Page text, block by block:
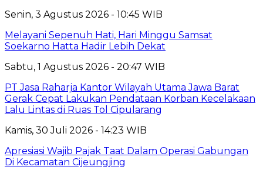
Senin, 3 Agustus 2026 - 10:45 WIB
Melayani Sepenuh Hati, Hari Minggu Samsat
Soekarno Hatta Hadir Lebih Dekat
Sabtu, 1 Agustus 2026 - 20:47 WIB
PT Jasa Raharja Kantor Wilayah Utama Jawa Barat
Gerak Cepat Lakukan Pendataan Korban Kecelakaan
Lalu Lintas di Ruas Tol Cipularang
Kamis, 30 Juli 2026 - 14:23 WIB
Apresiasi Wajib Pajak Taat Dalam Operasi Gabungan
Di Kecamatan Cijeungjing